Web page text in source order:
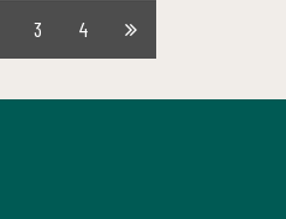
3 4
Utolsó